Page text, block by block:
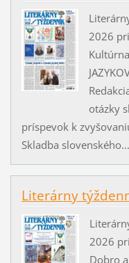
2026
otázky
príspevok k
Skladba slovenského...
Literárny
2026
Dobro